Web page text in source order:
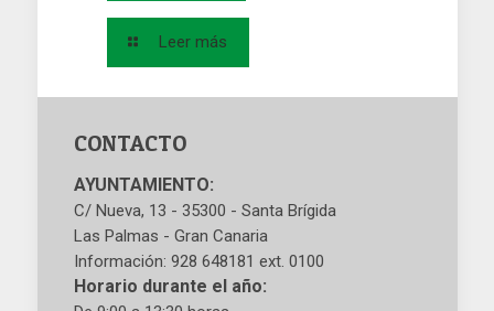
Leer más
CONTACTO
AYUNTAMIENTO:
C/ Nueva, 13 - 35300 - Santa Brígida
Las Palmas - Gran Canaria
Información: 928 648181 ext. 0100
Horario durante el año: